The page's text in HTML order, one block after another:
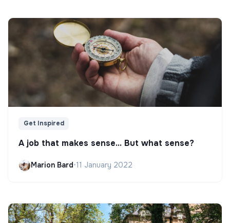
Get Inspired
A job that makes sense... But what sense?
Marion Bard•11 January 2022